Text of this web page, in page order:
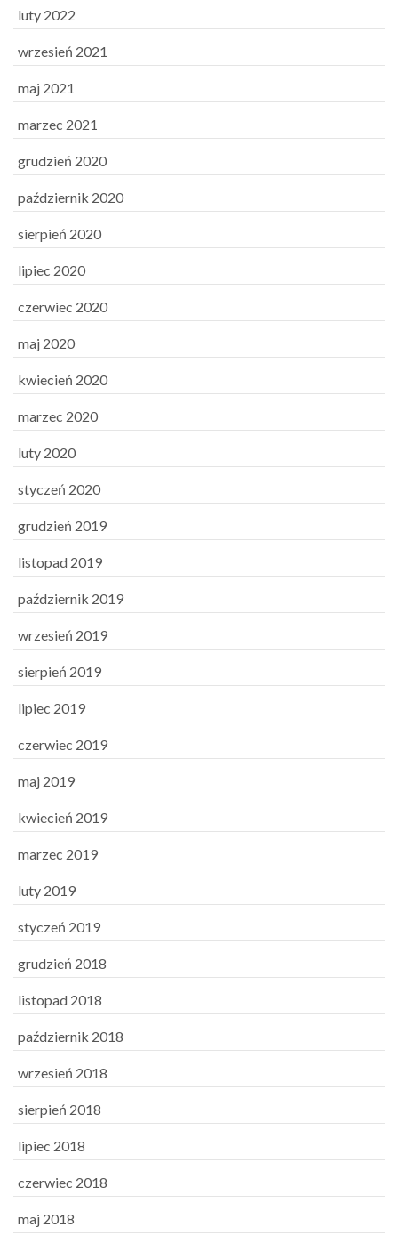
luty 2022
wrzesień 2021
maj 2021
marzec 2021
grudzień 2020
październik 2020
sierpień 2020
lipiec 2020
czerwiec 2020
maj 2020
kwiecień 2020
marzec 2020
luty 2020
styczeń 2020
grudzień 2019
listopad 2019
październik 2019
wrzesień 2019
sierpień 2019
lipiec 2019
czerwiec 2019
maj 2019
kwiecień 2019
marzec 2019
luty 2019
styczeń 2019
grudzień 2018
listopad 2018
październik 2018
wrzesień 2018
sierpień 2018
lipiec 2018
czerwiec 2018
maj 2018